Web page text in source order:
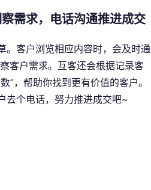
需求，电话沟通推进成交
。客户浏览相应内容时，会及时通
客户需求。互客还会根据记录客
”，帮助你找到更有价值的客户。
去个电话，努力推进成交吧~